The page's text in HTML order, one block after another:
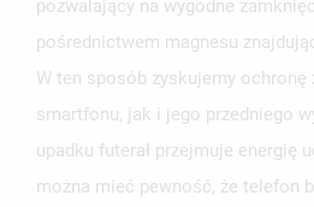
pozwalający na wygodne
pośrednictwem magnesu
W ten sposób zyskujemy ochronę
smartfonu, jak i jego przedniego
upadku futerał przejmuje energię
można mieć pewność, że telefon